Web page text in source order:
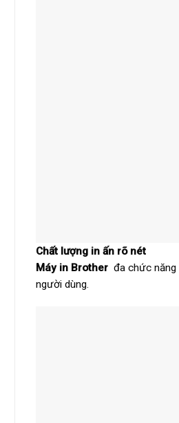
Chất lượng in ấn rõ nét
Máy in Brother đa chức
người dùng.